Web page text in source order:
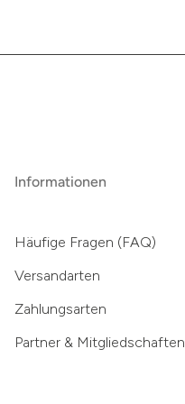
Informationen
Häufige Fragen (FAQ)
Versandarten
Zahlungsarten
Partner & Mitgliedschaften